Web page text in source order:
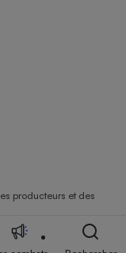
producteurs et des